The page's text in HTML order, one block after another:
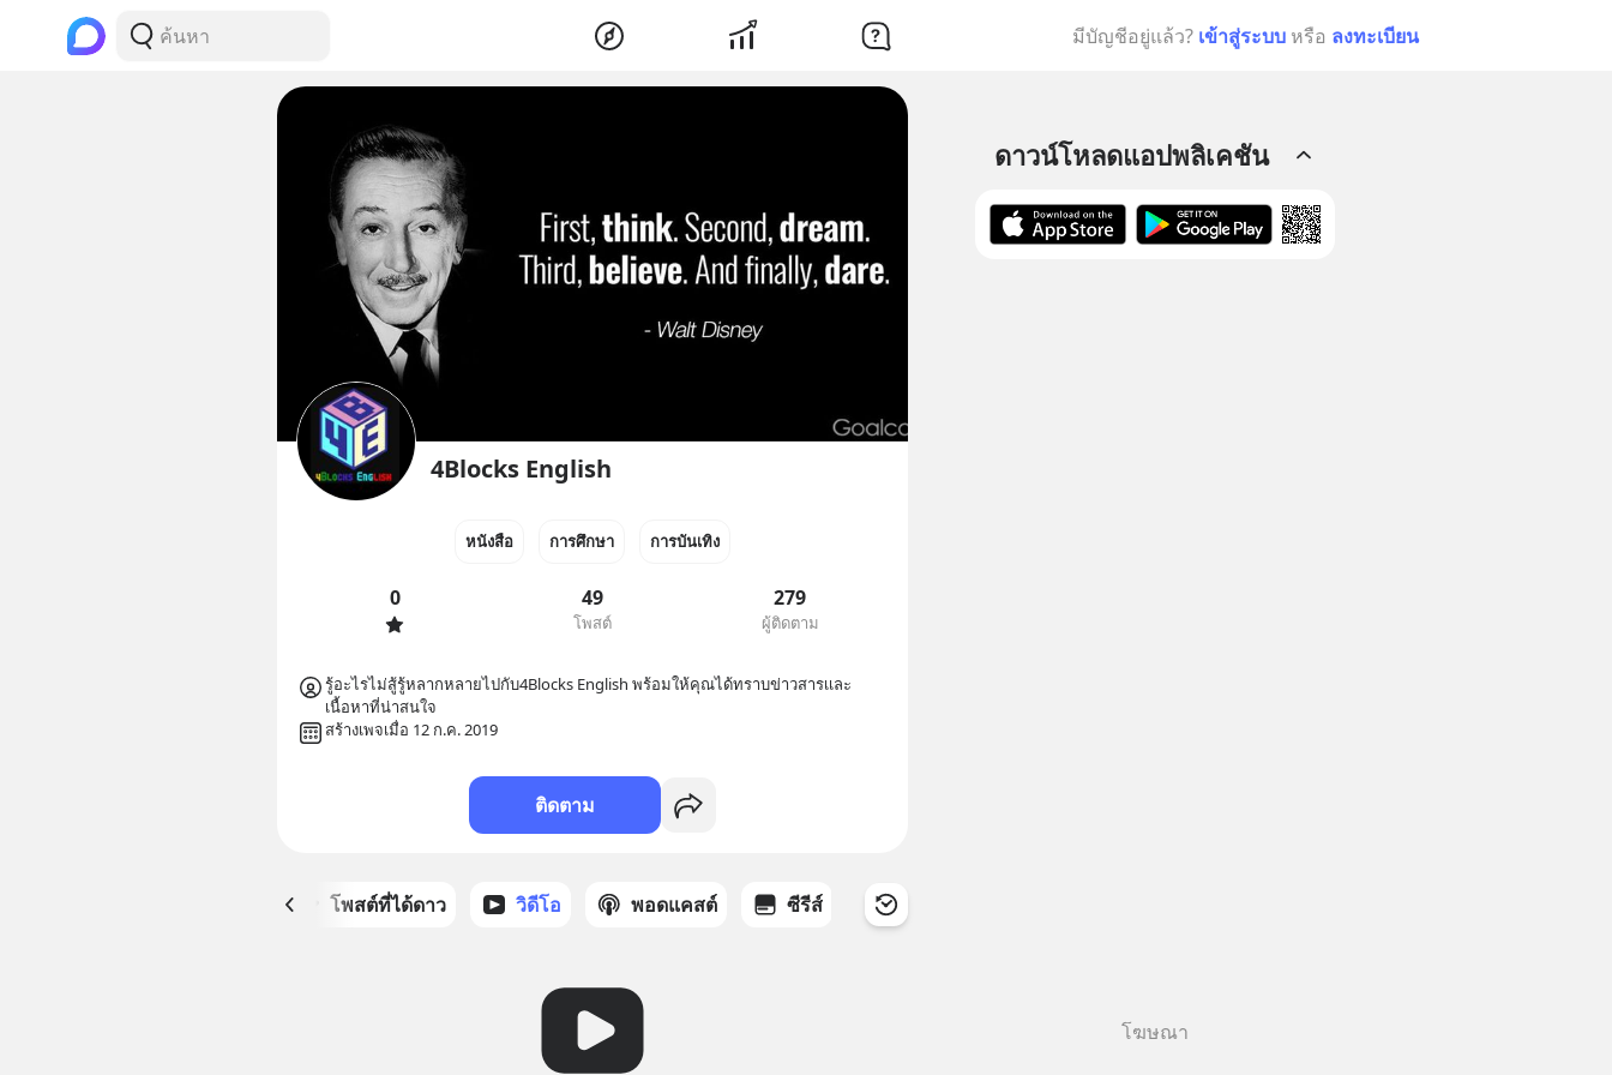
มีบัญชีอยู่แล้ว? เข้าสู่ระบบ หรือ ลงทะเบียน
4Blocks English
หนังสือ การศึกษา การบันเทิง
0 49
โพสต์
279
ผู้ติดตาม
รู้อะไรไม่สู้รู้หลากหลายไปกับ4Blocks English พร้อมให้คุณได้ทราบข่าวสารเเละ
เนื้อหาที่น่าสนใจ
สร้างเพจเมื่อ 12 ก.ค. 2019
ติดตาม
โพสต์ที่ได้ดาว วิดีโอ พอดแคสต์ ซีรีส์
ดาวน์โหลดแอปพลิเคชัน
โฆษณา